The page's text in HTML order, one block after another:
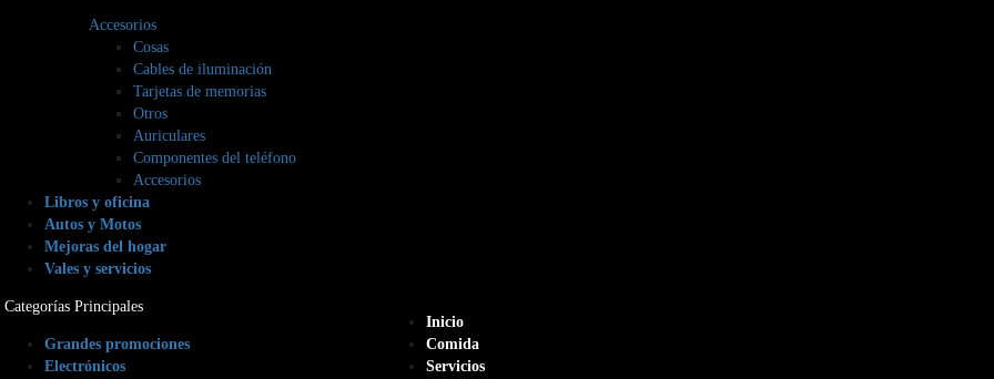
Accesorios
Cosas
Cables de iluminación
Tarjetas de memorias
Otros
Auriculares
Componentes del teléfono
Accesorios
Libros y oficina
Autos y Motos
Mejoras del hogar
Vales y servicios
Categorías Principales
Grandes promociones
Electrónicos
Inicio
Comida
Servicios